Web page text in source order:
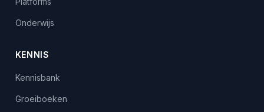
Onderwijs
KENNIS
Kennisbank
Groeiboeken